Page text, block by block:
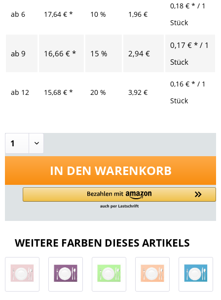
ab 6 17,64 € * 10 % 1,96 €
0,18 € * / 1
Stück
ab 9 16,66 € * 15 % 2,94 €
0,17 € * / 1
Stück
ab 12 15,68 € * 20 % 3,92 €
0,16 € * / 1
Stück
IN DEN WARENKORB
WEITERE FARBEN DIESES ARTIKELS